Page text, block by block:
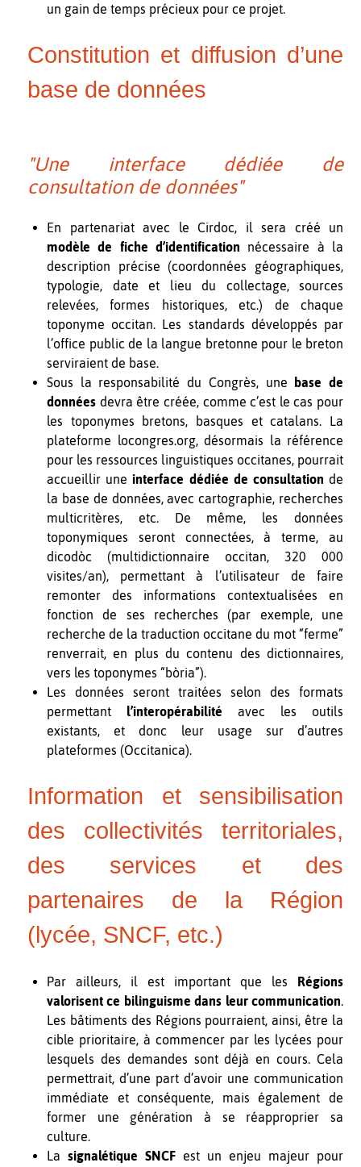
un gain de temps précieux pour ce projet.
Constitution et diffusion d’une
base de données
"Une interface dédiée de
consultation de données"
En partenariat avec le Cirdoc, il sera créé un
modèle de fiche d’identification nécessaire à la
description précise (coordonnées géographiques,
typologie, date et lieu du collectage, sources
relevées, formes historiques, etc.) de chaque
toponyme occitan. Les standards développés par
l’office public de la langue bretonne pour le breton
serviraient de base.
Sous la responsabilité du Congrès, une base de
données devra être créée, comme c’est le cas pour
les toponymes bretons, basques et catalans. La
plateforme locongres.org, désormais la référence
pour les ressources linguistiques occitanes, pourrait
accueillir une interface dédiée de consultation de
la base de données, avec cartographie, recherches
multicritères, etc. De même, les données
toponymiques seront connectées, à terme, au
dicodòc (multidictionnaire occitan, 320 000
visites/an), permettant à l’utilisateur de faire
remonter des informations contextualisées en
fonction de ses recherches (par exemple, une
recherche de la traduction occitane du mot “ferme”
renverrait, en plus du contenu des dictionnaires,
vers les toponymes “bòria”).
Les données seront traitées selon des formats
permettant l’interopérabilité avec les outils
existants, et donc leur usage sur d’autres
plateformes (Occitanica).
Information et sensibilisation
des collectivités territoriales,
des services et des
partenaires de la Région
(lycée, SNCF, etc.)
Par ailleurs, il est important que les Régions
valorisent ce bilinguisme dans leur communication
Les bâtiments des Régions pourraient, ainsi, être la
cible prioritaire, à commencer par les lycées pour
lesquels des demandes sont déjà en cours. Cela
permettrait, d’une part d’avoir une communication
immédiate et conséquente, mais également de
former une génération à se réapproprier sa
culture.
La signalétique SNCF est un enjeu majeur pour